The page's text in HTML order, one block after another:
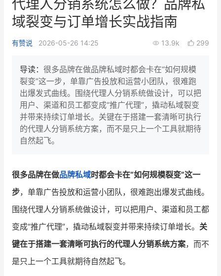
新零售大会 新零售茶会
增长产品指南
智库 产品场景库
产品更新动态 帮助中心
品牌消费观 行业报告
新零售资讯
培训课程
私域课程 新零售内参
代理人分销系统怎么做？品牌私
域裂变与订单增长实战指南
有赞说 2026-05-26 14:25 13.9k 299
导读： 很多品牌在做品牌私域时都会卡在“如何规模
裂变”这一步，单靠广告投放和运营小团队，很难跑
出爆发式曲线。围绕代理人分销系统做设计，可以把
用户、渠道和员工都变成“推广代理”，撬动私域裂变
并带来持续订单增长。关键在于搭建一套清晰可执行
的代理人分销系统方案，而不是只上一个工具就期待
自然起飞。
很多品牌在做品牌私域时都会卡在“如何规模裂变”这一
步，单靠广告投放和运营小团队，很难跑出爆发式曲线。
围绕代理人分销系统做设计，可以把用户、渠道和员工都
变成“推广代理”，撬动私域裂变并带来持续订单增长。 关
键在于搭建一套清晰可执行的代理人分销系统方案，而不
是只上一个工具就期待自然起飞。